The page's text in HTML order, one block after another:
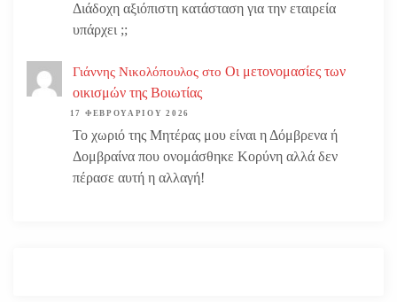
Διάδοχη αξιόπιστη κατάσταση για την εταιρεία
υπάρχει ;;
Γιάννης Νικολόπουλος στο Οι μετονομασίες των
οικισμών της Βοιωτίας
17 ΦΕΒΡΟΥΑΡΊΟΥ 2026
Το χωριό της Μητέρας μου είναι η Δόμβρενα ή
Δομβραίνα που ονομάσθηκε Κορύνη αλλά δεν
πέρασε αυτή η αλλαγή!